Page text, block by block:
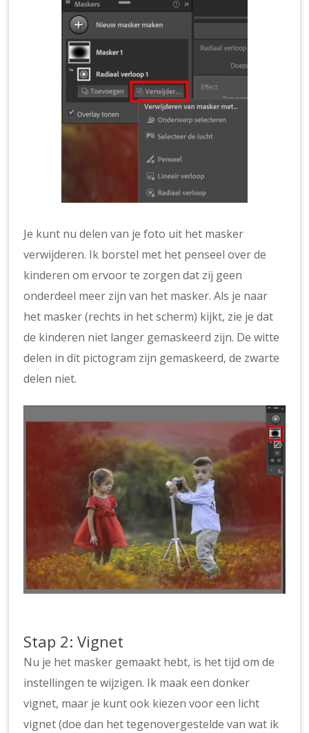
Je kunt nu delen van je foto uit het masker
verwijderen. Ik borstel met het penseel over de
kinderen om ervoor te zorgen dat zij geen
onderdeel meer zijn van het masker. Als je naar
het masker (rechts in het scherm) kijkt, zie je dat
de kinderen niet langer gemaskeerd zijn. De witte
delen in dit pictogram zijn gemaskeerd, de zwarte
delen niet.
Stap 2: Vignet
Nu je het masker gemaakt hebt, is het tijd om de
instellingen te wijzigen. Ik maak een donker
vignet, maar je kunt ook kiezen voor een licht
vignet (doe dan het tegenovergestelde van wat ik